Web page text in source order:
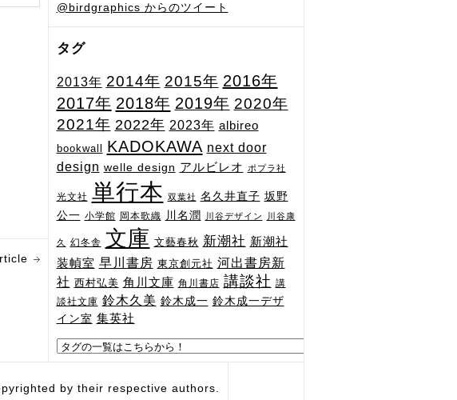
@birdgraphics からのツイート
タグ
2013年 2014年 2015年 2016年
2017年 2018年 2019年 2020年
2021年 2022年 2023年 albireo
bookwall KADOKAWA next door
design welle design アルビレオ ポプラ社
光文社 単行本 双葉社 名久井直子 坂野
公一 小学館 岡本歌織 川名潤 川谷デザイン 川谷康
久 幻冬舎 文庫 文藝春秋 新潮社 新潮社
装幀室 早川書房 東京創元社 河出書房新
社 西村弘美 角川文庫 角川書店 講談社 講
談社文庫 鈴木久美 鈴木成一 鈴木成一デザ
イン室 集英社
by their respective authors.